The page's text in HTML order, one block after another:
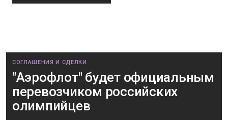
СОГЛАШЕНИЯ И СДЕЛКИ
"Аэрофлот" будет официальным
перевозчиком российских
олимпийцев